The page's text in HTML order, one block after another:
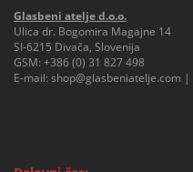
Glasbeni atelje d.o.o.
Ulica dr. Bogomira Magajne 14
SI-6215 Divača, Slovenija
GSM: +386 (0) 31 827 498
E-mail: shop@glasbeniatelje.com |